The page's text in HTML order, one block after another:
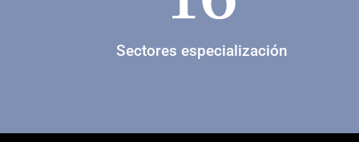
Sectores especialización